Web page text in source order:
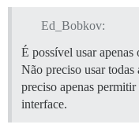
Ed_Bobkov:
É possível usar
Não preciso usar
preciso apenas
interface.